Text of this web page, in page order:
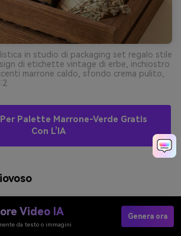
in studio di packaging set regalo stile
di etichette vintage di erbe, inchiostro
marrone caldo, sfondo crema pulito,
Per Palette Marrone-Verde Gratis
Con L’IA
Video IA
da testo o immagini
Genera ora